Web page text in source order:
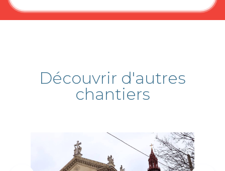
Découvrir d'autres
chantiers